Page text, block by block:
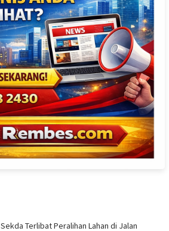
Terlibat Peralihan Lahan di Jalan